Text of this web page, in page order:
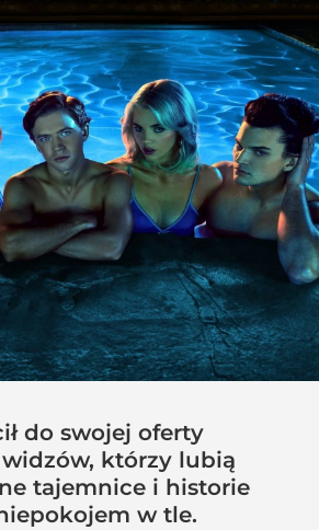
do swojej oferty
którzy lubią
tajemnice i historie
w tle.